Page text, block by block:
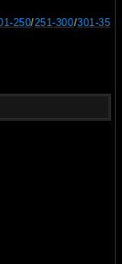
250/251-300/301-35